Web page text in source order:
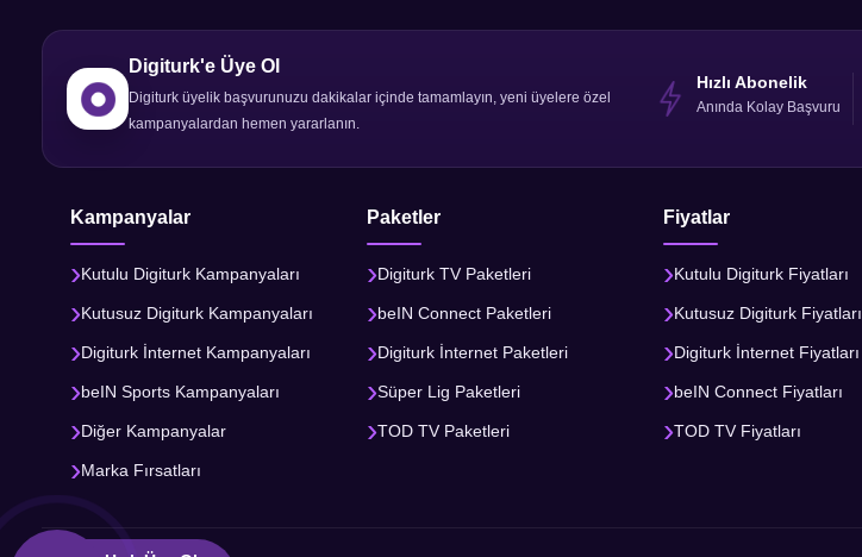
Digiturk'e Üye Ol
Digiturk üyelik başvurunuzu dakikalar içinde tamamlayın, yeni üyelere özel
kampanyalardan hemen yararlanın.
Hızlı Abonelik
Anında Kolay Başvuru
Kampanyalar
Kutulu Digiturk Kampanyaları
Kutusuz Digiturk Kampanyaları
Digiturk İnternet Kampanyaları
beIN Sports Kampanyaları
Diğer Kampanyalar
Marka Fırsatları
Paketler
Digiturk TV Paketleri
beIN Connect Paketleri
Digiturk İnternet Paketleri
Süper Lig Paketleri
TOD TV Paketleri
Fiyatlar
Kutulu Digiturk Fiyatları
Kutusuz Digiturk Fiyatları
Digiturk İnternet Fiyatları
beIN Connect Fiyatları
TOD TV Fiyatları